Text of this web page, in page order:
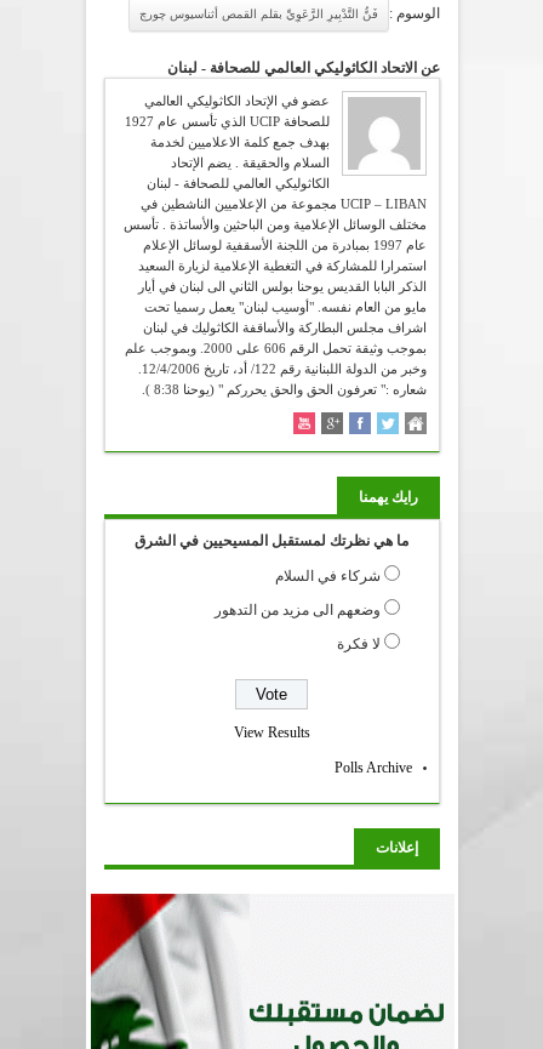
الوسوم : فَنُّ التَّدْبِيرِ الرَّعَوِﻱِّ بقلم القمص أثناسيوس چورچ
عن الاتحاد الكاثوليكي العالمي للصحافة - لبنان
عضو في الإتحاد الكاثوليكي العالمي
للصحافة UCIP الذي تأسس عام 1927
بهدف جمع كلمة الاعلاميين لخدمة
السلام والحقيقة . يضم الإتحاد
الكاثوليكي العالمي للصحافة - لبنان
UCIP – LIBAN مجموعة من الإعلاميين الناشطين في
مختلف الوسائل الإعلامية ومن الباحثين والأساتذة . تأسس
عام 1997 بمبادرة من اللجنة الأسقفية لوسائل الإعلام
استمرارا للمشاركة في التغطية الإعلامية لزيارة السعيد
الذكر البابا القديس يوحنا بولس الثاني الى لبنان في أيار
مايو من العام نفسه. "أوسيب لبنان" يعمل رسميا تحت
اشراف مجلس البطاركة والأساقفة الكاثوليك في لبنان
بموجب وثيقة تحمل الرقم 606 على 2000. وبموجب علم
شعاره :" تعرفون الحق والحق يحرركم " (يوحنا 8:38 ).
رايك يهمنا
ما هي نظرتك لمستقبل المسيحيين في الشرق
شركاء في السلام
وضعهم الى مزيد من التدهور
لا فكرة
View Results
Polls Archive
إعلانات